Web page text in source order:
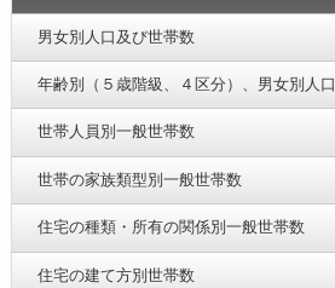
男女別人口及び世帯数
年齢別（５歳階級、４区分）、男女別人口
世帯人員別一般世帯数
世帯の家族類型別一般世帯数
住宅の種類・所有の関係別一般世帯数
住宅の建て方別世帯数